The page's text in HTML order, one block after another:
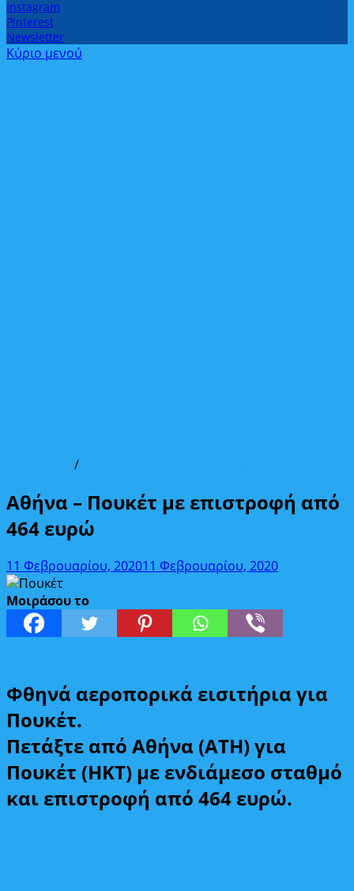
Instagram
Pinterest
Newsletter
Κύριο μενού
/
Αθήνα – Πουκέτ με επιστροφή από
464 ευρώ
11 Φεβρουαρίου, 202011 Φεβρουαρίου, 2020
Μοιράσου το
Φθηνά αεροπορικά εισιτήρια για
Πουκέτ.
Πετάξτε από Αθήνα (ATH) για
Πουκέτ (HKT) με ενδιάμεσο σταθμό
και επιστροφή από 464 ευρώ.